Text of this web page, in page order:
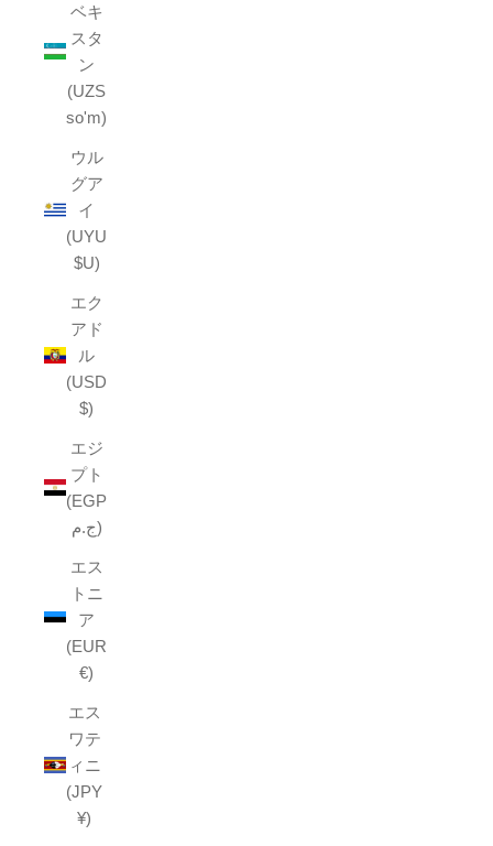
ベキ
スタ
ン
(UZS
so'm)
ウル
グア
イ
(UYU
$U)
エク
アド
ル
(USD
$)
エジ
プト
(EGP
ج.م)
エス
トニ
ア
(EUR
€)
エス
ワテ
ィニ
(JPY
¥)